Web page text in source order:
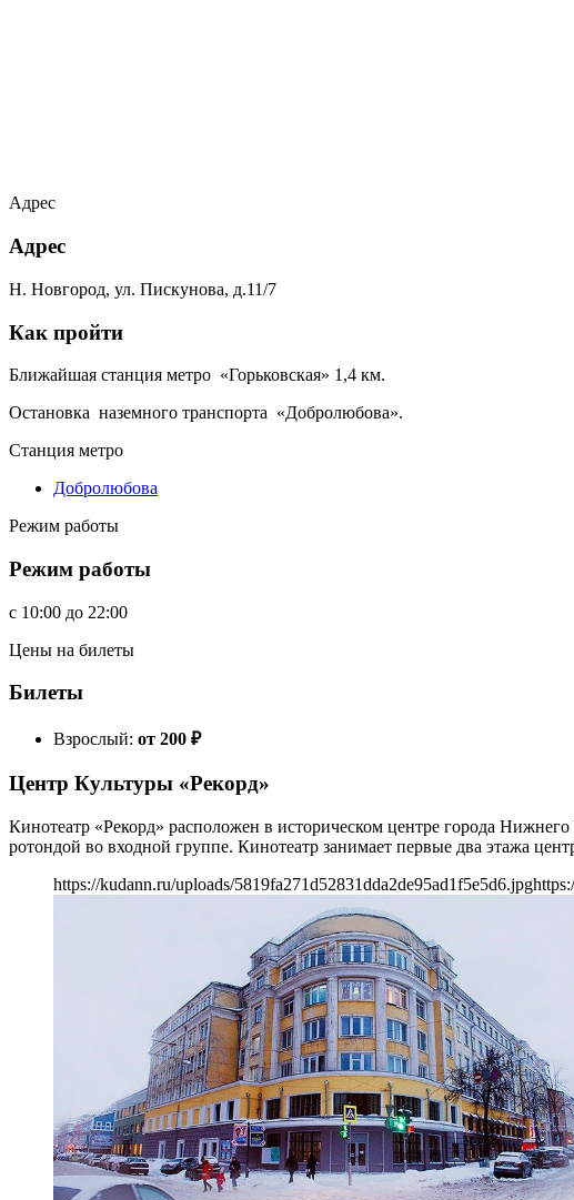
Адрес
Адрес
Н. Новгород, ул. Пискунова, д.11/7
Как пройти
Ближайшая станция метро «Горьковская» 1,4 км.
Остановка наземного транспорта «Добролюбова».
Станция метро
Добролюбова
Режим работы
Режим работы
c 10:00 до 22:00
Цены на билеты
Билеты
Взрослый: от 200 ₽
Центр Культуры «Рекорд»
Кинотеатр «Рекорд» расположен в историческом центре города
ротондой во входной группе. Кинотеатр занимает первые два этажа
https://kudann.ru/uploads/5819fa271d52831dda2de95ad1f5e5d6.jpg